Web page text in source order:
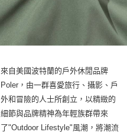
來自美國波特蘭的戶外休閒品牌
Poler，由一群喜愛旅行、攝影、戶
外和冒險的人士所創立，以精緻的
細節與品牌精神為年輕族群帶來
了"Outdoor Lifestyle"風潮，將潮流